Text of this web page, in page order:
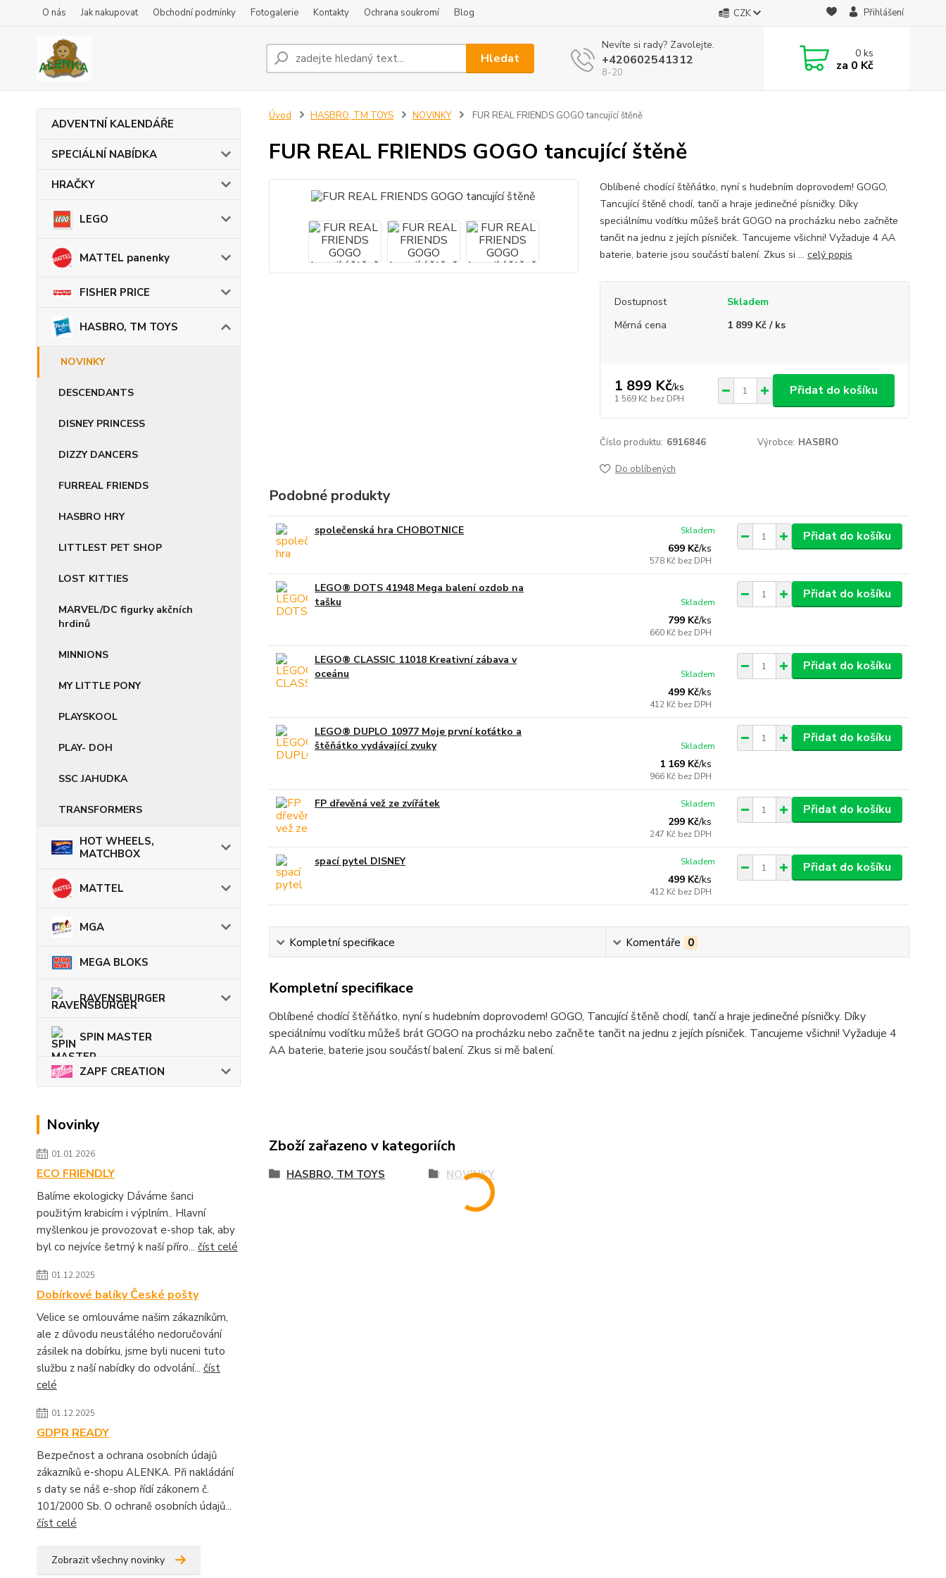
O nás Jak nakupovat Obchodní podmínky Fotogalerie Kontakty Ochrana soukromí Blog CZK Přihlášení
Hledat
Nevíte si rady? Zavolejte.
+420602541312
8-20
0ks
za 0 Kč
ADVENTNÍ KALENDÁŘE
SPECIÁLNÍ NABÍDKA
HRAČKY
LEGO
MATTEL panenky
FISHER PRICE
HASBRO, TM TOYS
NOVINKY
DESCENDANTS
DISNEY PRINCESS
DIZZY DANCERS
FURREAL FRIENDS
HASBRO HRY
LITTLEST PET SHOP
LOST KITTIES
MARVEL/DC figurky akčních
hrdinů
MINNIONS
MY LITTLE PONY
PLAYSKOOL
PLAY- DOH
SSC JAHUDKA
TRANSFORMERS
HOT WHEELS,
MATCHBOX
MATTEL
MGA
MEGA BLOKS
RAVENSBURGER
SPIN MASTER
ZAPF CREATION
Novinky
01.01.2026
ECO FRIENDLY
Balíme ekologicky Dáváme šanci
použitým krabicím i výplním.. Hlavní
myšlenkou je provozovat e-shop tak, aby
byl co nejvíce šetrný k naší příro... číst celé
01.12.2025
Dobírkové balíky České pošty
Velice se omlouváme našim zákazníkům,
ale z důvodu neustálého nedoručování
zásilek na dobírku, jsme byli nuceni tuto
službu z naší nabídky do odvolání... číst
celé
01.12.2025
GDPR READY
Bezpečnost a ochrana osobních údajů
zákazníků e-shopu ALENKA. Při nakládání
s daty se náš e-shop řídí zákonem č.
101/2000 Sb. O ochraně osobních údajů...
číst celé
Zobrazit všechny novinky
Úvod HASBRO, TM TOYS NOVINKY FUR REAL FRIENDS GOGO tancující štěně
FUR REAL FRIENDS GOGO tancující štěně
Oblíbené chodící štěňátko, nyní s hudebním doprovodem! GOGO,
Tancující štěně chodí, tančí a hraje jedinečné písničky. Díky
speciálnímu vodítku můžeš brát GOGO na procházku nebo začněte
tančit na jednu z jejích písniček. Tancujeme všichni! Vyžaduje 4 AA
baterie, baterie jsou součástí balení. Zkus si ... celý popis
Dostupnost
Skladem
Měrná cena
1 899 Kč / ks
1 899 Kč/ks
1 569 Kč bez DPH
Přidat do košíku
Číslo produktu: 6916846 Výrobce: HASBRO
Do oblíbených
Podobné produkty
společenská hra CHOBOTNICE
699 Kč/ks
578 Kč bez DPH
Skladem Přidat do košíku
LEGO® DOTS 41948 Mega balení ozdob na
tašku
799 Kč/ks
660 Kč bez DPH
Skladem
Přidat do košíku
LEGO® CLASSIC 11018 Kreativní zábava v
oceánu
499 Kč/ks
412 Kč bez DPH
Skladem
Přidat do košíku
LEGO® DUPLO 10977 Moje první koťátko a
štěňátko vydávající zvuky
1 169 Kč/ks
966 Kč bez DPH
Skladem
Přidat do košíku
FP dřevěná vež ze zvířátek
299 Kč/ks
247 Kč bez DPH
Skladem Přidat do košíku
spací pytel DISNEY
499 Kč/ks
412 Kč bez DPH
Skladem Přidat do košíku
Kompletní specifikace Komentáře 0
Kompletní specifikace
Oblíbené chodící štěňátko, nyní s hudebním doprovodem! GOGO, Tancující štěně chodí, tančí a hraje jedinečné písničky. Díky
speciálnímu vodítku můžeš brát GOGO na procházku nebo začněte tančit na jednu z jejích písniček. Tancujeme všichni! Vyžaduje 4
AA baterie, baterie jsou součástí balení. Zkus si mě balení.
Zboží zařazeno v kategoriích
HASBRO, TM TOYS NOVINKY